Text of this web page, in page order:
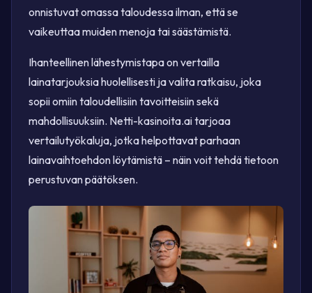
onnistuvat omassa taloudessa ilman, että se
vaikeuttaa muiden menoja tai säästämistä.
Ihanteellinen lähestymistapa on vertailla
lainatarjouksia huolellisesti ja valita ratkaisu, joka
sopii omiin taloudellisiin tavoitteisiin sekä
mahdollisuuksiin. Netti-kasinoita.ai tarjoaa
vertailutyökaluja, jotka helpottavat parhaan
lainavaihtoehdon löytämistä – näin voit tehdä tietoon
perustuvan päätöksen.